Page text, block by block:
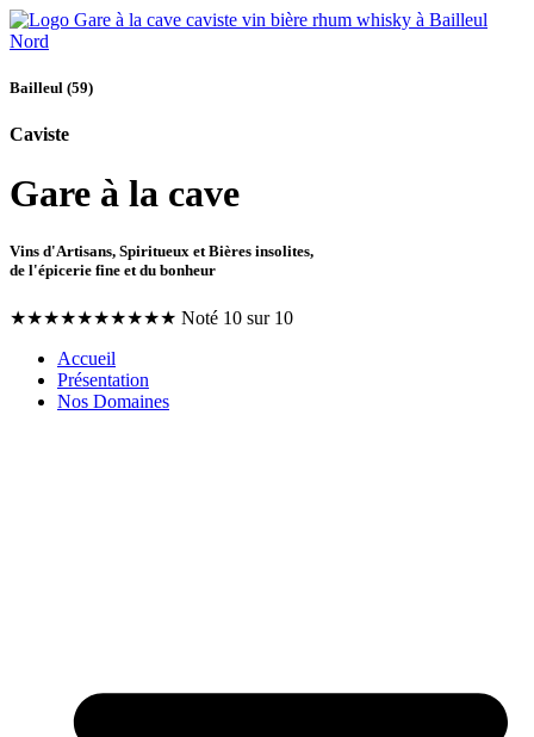
Bailleul (59)
Caviste
Gare à la cave
Vins d'Artisans, Spiritueux et Bières insolites,
de l'épicerie fine et du bonheur
★★★★★★★★★★ Noté 10 sur 10
Accueil
Présentation
Nos Domaines